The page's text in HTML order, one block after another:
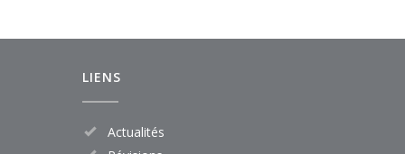
LIENS
Actualités